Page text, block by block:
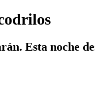
Esta noche